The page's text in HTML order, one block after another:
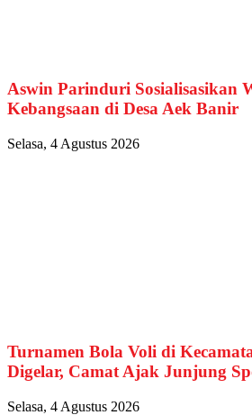
Aswin Parinduri Sosialisasikan
Kebangsaan di Desa Aek Banir
Selasa, 4 Agustus 2026
Turnamen Bola Voli di
Digelar, Camat Ajak Junjung
Selasa, 4 Agustus 2026